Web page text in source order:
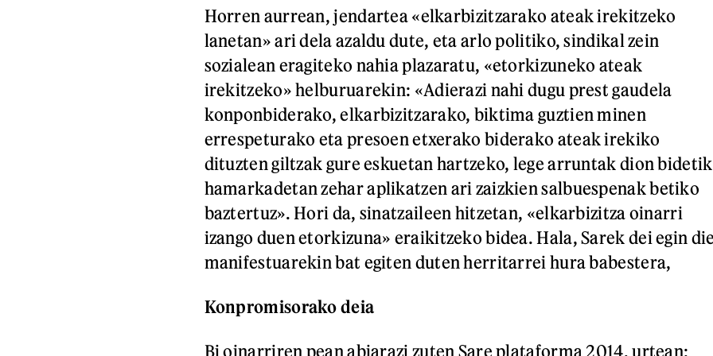
Horren aurrean, jendartea «elkarbizitzarako ateak irekitzeko
lanetan» ari dela azaldu dute, eta arlo politiko, sindikal zein
sozialean eragiteko nahia plazaratu, «etorkizuneko ateak
irekitzeko» helburuarekin: «Adierazi nahi dugu prest gaudela
konponbiderako, elkarbizitzarako, biktima guztien minen
errespeturako eta presoen etxerako biderako ateak irekiko
dituzten giltzak gure eskuetan hartzeko, lege arruntak dion
hamarkadetan zehar aplikatzen ari zaizkien salbuespenak betiko
baztertuz». Hori da, sinatzaileen hitzetan, «elkarbizitza oinarri
izango duen etorkizuna» eraikitzeko bidea. Hala, Sarek dei egin
manifestuarekin bat egiten duten herritarrei hura babestera,
Konpromisorako deia
Bi oinarriren pean abiarazi zuten Sare plataforma 2014. urtean: